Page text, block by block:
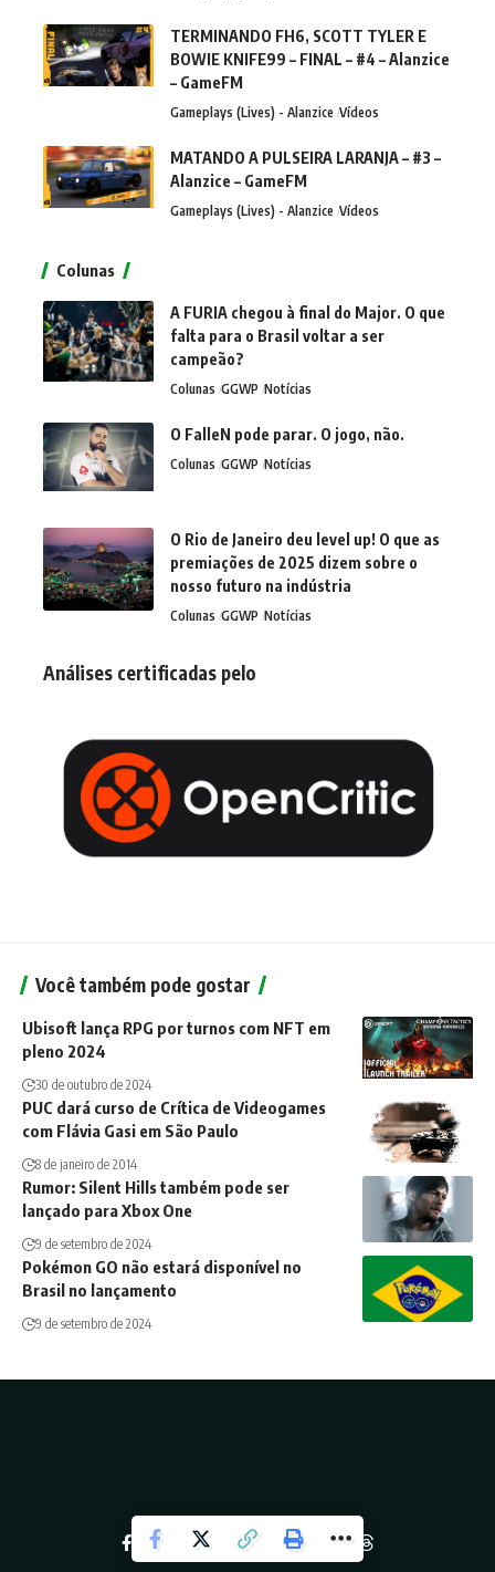
TERMINANDO FH6, SCOTT TYLER E
BOWIE KNIFE99 – FINAL – #4 – Alanzice
– GameFM
Gameplays (Lives) - Alanzice Vídeos
MATANDO A PULSEIRA LARANJA – #3 –
Alanzice – GameFM
Gameplays (Lives) - Alanzice Vídeos
Colunas
A FURIA chegou à final do Major. O que
falta para o Brasil voltar a ser
campeão?
Colunas GGWP Notícias
O FalleN pode parar. O jogo, não.
Colunas GGWP Notícias
O Rio de Janeiro deu level up! O que as
premiações de 2025 dizem sobre o
nosso futuro na indústria
Colunas GGWP Notícias
Análises certificadas pelo
Você também pode gostar
Ubisoft lança RPG por turnos com NFT em
pleno 2024
30 de outubro de 2024
PUC dará curso de Crítica de Videogames
com Flávia Gasi em São Paulo
8 de janeiro de 2014
Rumor: Silent Hills também pode ser
lançado para Xbox One
9 de setembro de 2024
Pokémon GO não estará disponível no
Brasil no lançamento
9 de setembro de 2024